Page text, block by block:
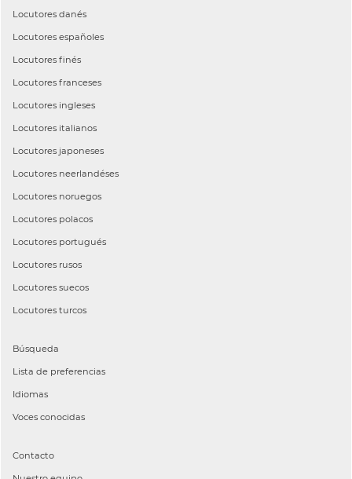
Locutores danés
Locutores españoles
Locutores finés
Locutores franceses
Locutores ingleses
Locutores italianos
Locutores japoneses
Locutores neerlandéses
Locutores noruegos
Locutores polacos
Locutores portugués
Locutores rusos
Locutores suecos
Locutores turcos
Búsqueda
Lista de preferencias
Idiomas
Voces conocidas
Contacto